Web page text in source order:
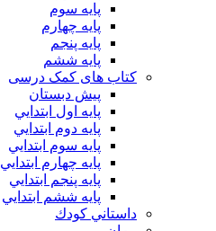
پایه سوم
پایه چهارم
پايه پنجم
پایه ششم
کتاب های کمک درسی
پیش دبستان
پايه اول ابتدايي
پايه دوم ابتدايي
پايه سوم ابتدايي
پايه چهارم ابتدايي
پايه پنجم ابتدايي
پايه ششم ابتدايي
داستاني كودك